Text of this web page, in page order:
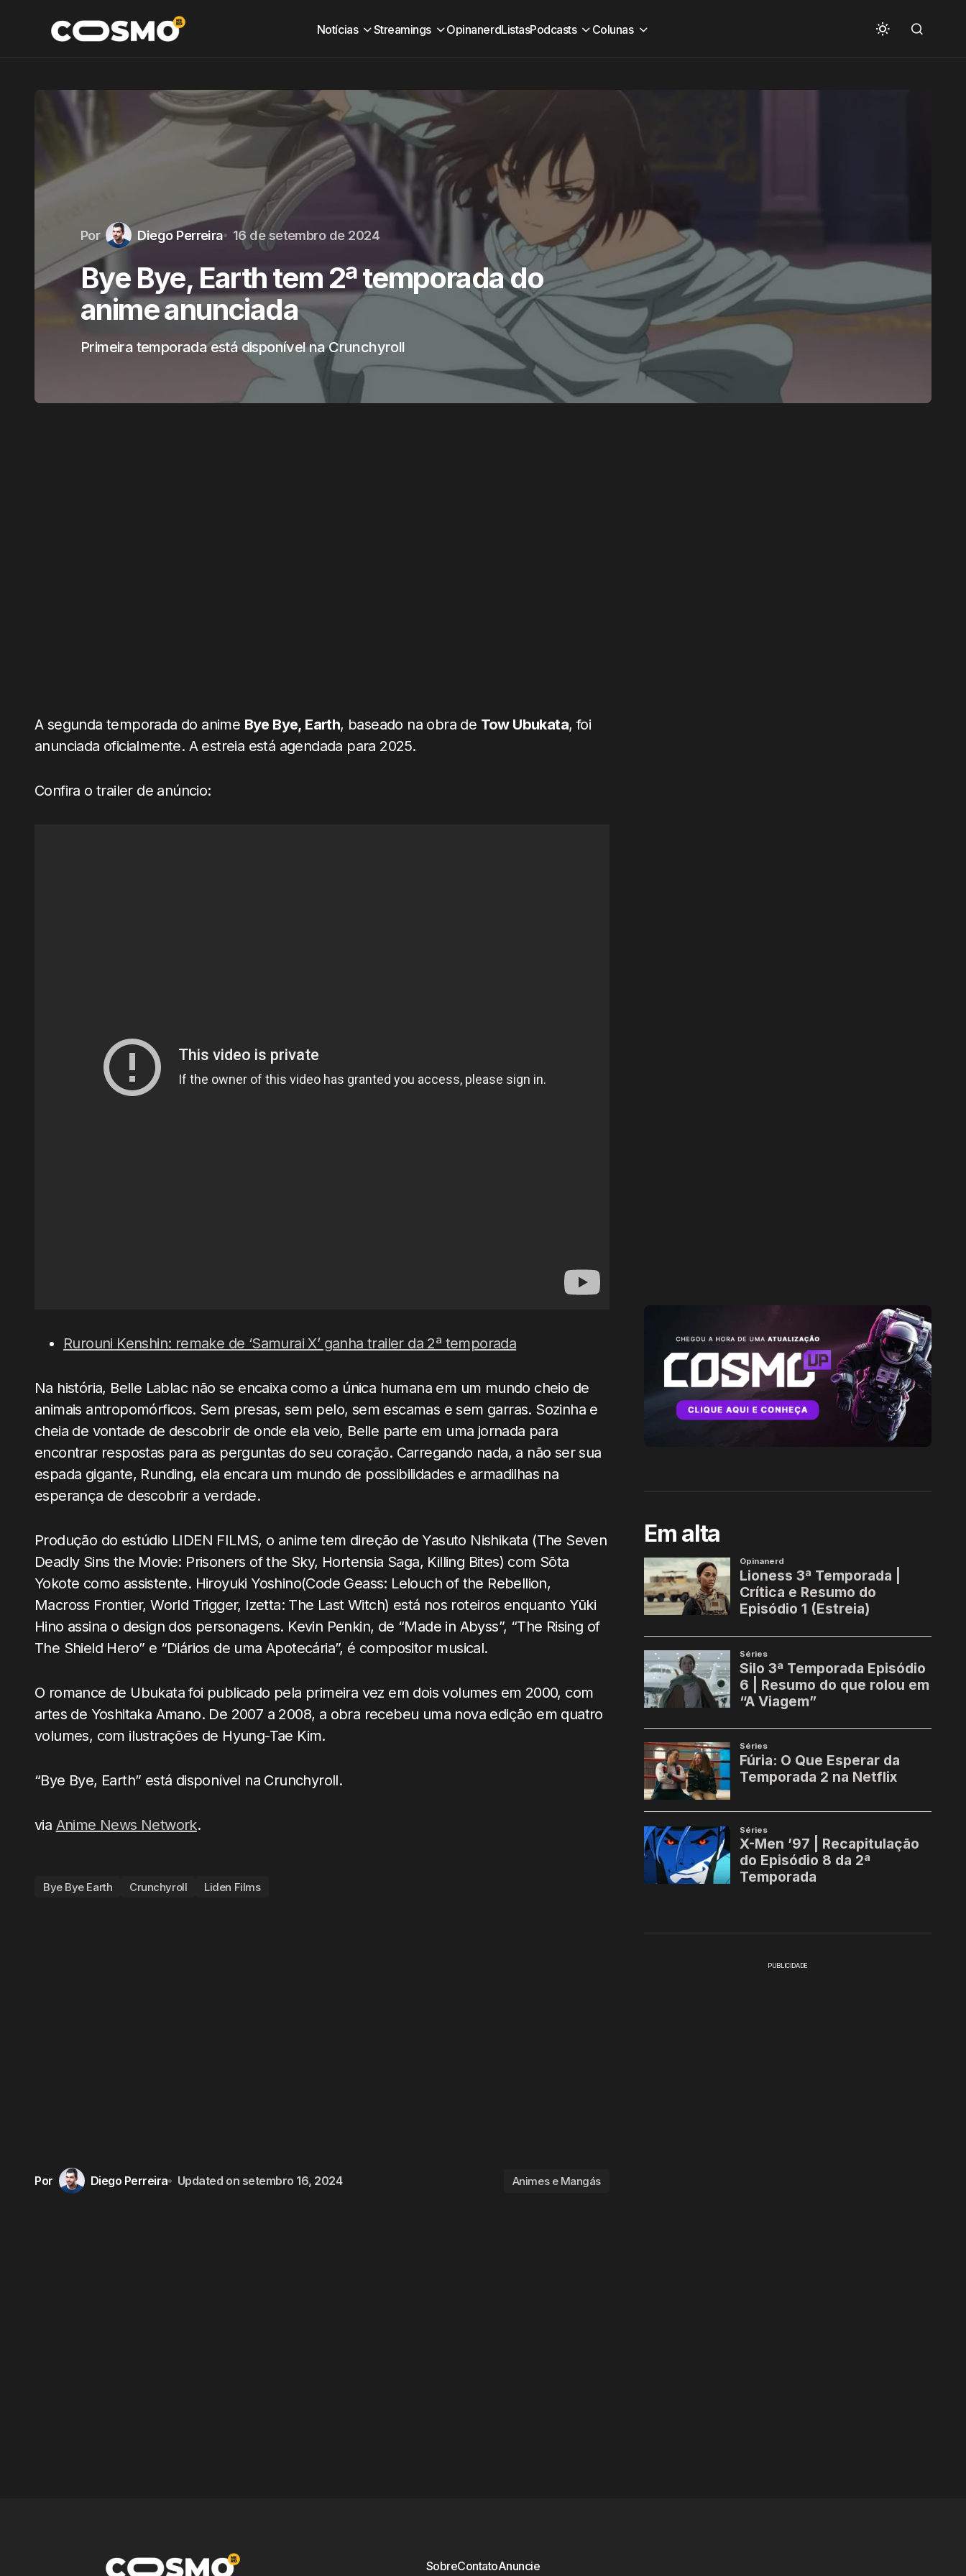
Notícias Streamings OpinanerdListasPodcasts Colunas
Por Diego Perreira 16 de setembro de 2024
Bye Bye, Earth tem 2ª temporada do
anime anunciada
Primeira temporada está disponível na Crunchyroll
A segunda temporada do anime Bye Bye, Earth, baseado na obra de Tow Ubukata, foi
anunciada oficialmente. A estreia está agendada para 2025.
Confira o trailer de anúncio:
Rurouni Kenshin: remake de ‘Samurai X’ ganha trailer da 2ª temporada
Na história, Belle Lablac não se encaixa como a única humana em um mundo cheio de
animais antropomórficos. Sem presas, sem pelo, sem escamas e sem garras. Sozinha e
cheia de vontade de descobrir de onde ela veio, Belle parte em uma jornada para
encontrar respostas para as perguntas do seu coração. Carregando nada, a não ser sua
espada gigante, Runding, ela encara um mundo de possibilidades e armadilhas na
esperança de descobrir a verdade.
Produção do estúdio LIDEN FILMS, o anime tem direção de Yasuto Nishikata (The Seven
Deadly Sins the Movie: Prisoners of the Sky, Hortensia Saga, Killing Bites) com Sōta
Yokote como assistente. Hiroyuki Yoshino(Code Geass: Lelouch of the Rebellion,
Macross Frontier, World Trigger, Izetta: The Last Witch) está nos roteiros enquanto Yūki
Hino assina o design dos personagens. Kevin Penkin, de “Made in Abyss”, “The Rising of
The Shield Hero” e “Diários de uma Apotecária”, é compositor musical.
O romance de Ubukata foi publicado pela primeira vez em dois volumes em 2000, com
artes de Yoshitaka Amano. De 2007 a 2008, a obra recebeu uma nova edição em quatro
volumes, com ilustrações de Hyung-Tae Kim.
“Bye Bye, Earth” está disponível na Crunchyroll.
via Anime News Network.
Bye Bye Earth Crunchyroll Liden Films
Por Diego Perreira Updated on setembro 16, 2024 Animes e Mangás
Em alta
PUBLICIDADE
SobreContatoAnuncie